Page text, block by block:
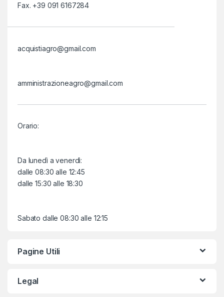
Fax. +39 091 6167284
acquistiagro@gmail.com
amministrazioneagro@gmail.com
Orario:
Da lunedì a venerdì:
dalle 08:30 alle 12:45
dalle 15:30 alle 18:30
Sabato dalle 08:30 alle 12:15
Pagine Utili
Legal